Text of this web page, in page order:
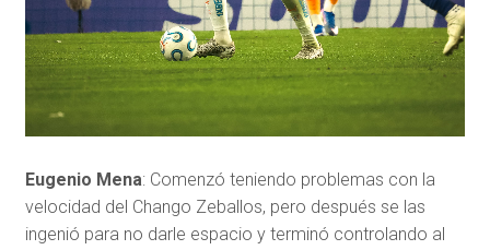
Eugenio Mena: Comenzó teniendo problemas con la
velocidad del Chango Zeballos, pero después se las
ingenió para no darle espacio y terminó controlando al